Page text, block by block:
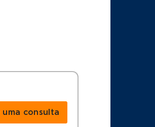
uma consulta